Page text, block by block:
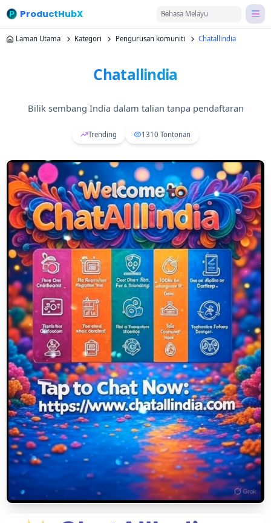
ProductHubX Bahasa Melayu
Laman Utama Kategori Pengurusan komuniti Chatallindia
Chatallindia
Bilik sembang India dalam talian tanpa pendaftaran
Trending 1310 Tontonan